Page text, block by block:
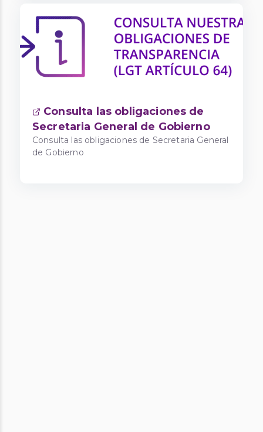
Consulta las obligaciones de
Secretaria General de Gobierno
Consulta las obligaciones de Secretaria General
de Gobierno